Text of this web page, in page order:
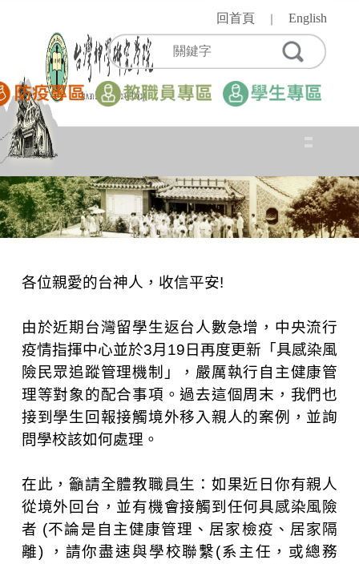
容
區
回首頁 English
各位親愛的台神人，收信平安!
由於近期台灣留學生返台人數急增， 中央流行
疫情指揮中心並於3月 19日再度更新「具感染風
險民眾追蹤管理機制」，嚴厲執行自主健康管
理等對象的配合事項。過去這個周末，我們也
接到學生回報接觸境外移入親人的案例，並詢
問學校該如何處理。
在此，籲請全體教職員生：如果近日你有親人
從境外回台，並有機會接觸到任何具感染風險
者 (不論是自主健康管理、居家檢疫、居家隔
離) ，請你盡速與學校聯繫(系主任，或總務